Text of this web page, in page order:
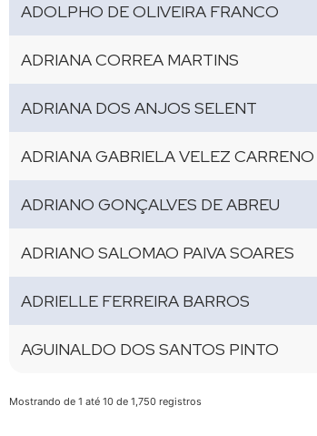
ADOLPHO DE OLIVEIRA FRANCO
ADRIANA CORREA MARTINS
ADRIANA DOS ANJOS SELENT
ADRIANA GABRIELA VELEZ CARRENO
ADRIANO GONÇALVES DE ABREU
ADRIANO SALOMAO PAIVA SOARES
ADRIELLE FERREIRA BARROS
AGUINALDO DOS SANTOS PINTO
Mostrando de 1 até 10 de 1,750 registros